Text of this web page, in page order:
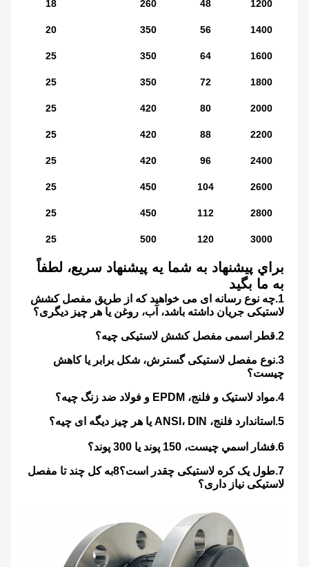
1200
48
260
18
1400
56
350
20
1600
64
350
25
1800
72
350
25
2000
80
420
25
2200
88
420
25
2400
96
420
25
2600
104
450
25
2800
112
450
25
3000
120
500
25
به ما بگيد
1.
لاستیکی جریان داشته باشد، آب، روغن یا هر چیز دیگری؟
2. قطر اسمی مفصل کشش لاستیکی چیه؟
3.
چیست؟
4. مواد لاستیک و فلنج، EPDM و فولاد ضد زنگ چیه؟
5. استاندارد فلنج، ANSI، DIN یا هر چیز دیگه ای چیه؟
6. فشار اسمي چيست، 150 پوند يا 300 پوند؟
7.
لاستیکی نیاز داری؟